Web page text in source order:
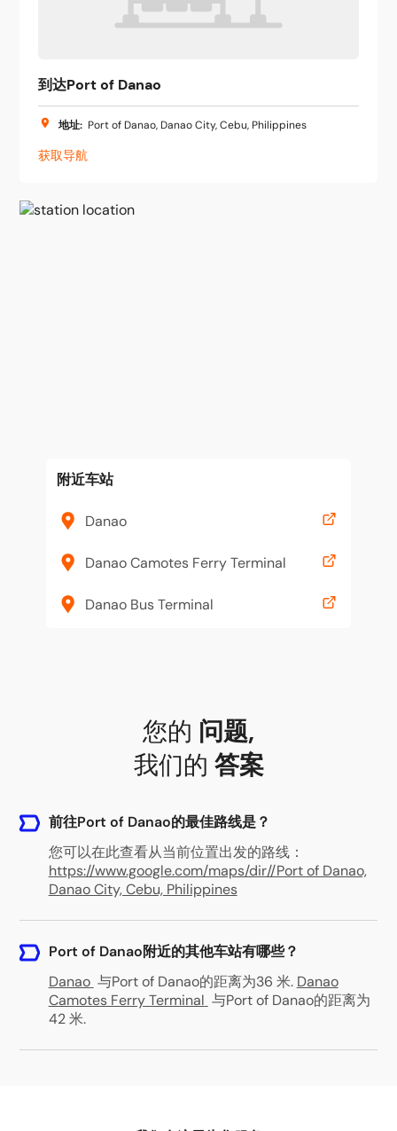
到达Port of Danao
地址: Port of Danao, Danao City, Cebu, Philippines
获取导航
附近车站
Danao
Danao Camotes Ferry Terminal
Danao Bus Terminal
您的 问题,
我们的 答案
前往Port of Danao的最佳路线是？
您可以在此查看从当前位置出发的路线：
https://www.google.com/maps/dir//Port of Danao,
Danao City, Cebu, Philippines
Port of Danao附近的其他车站有哪些？
Danao 与Port of Danao的距离为36 米. Danao
Camotes Ferry Terminal 与Port of Danao的距离为
42 米.